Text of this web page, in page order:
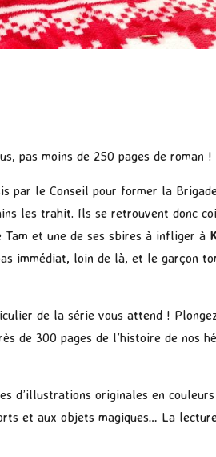
pas moins de 250 pages de roman !
par le Conseil pour former la
les trahit. Ils se retrouvent donc
et une de ses sbires à infliger à
immédiat, loin de là, et le garçon
de la série vous attend !
de 300 pages de l’histoire de nos
d’illustrations originales en
et aux objets magiques… La